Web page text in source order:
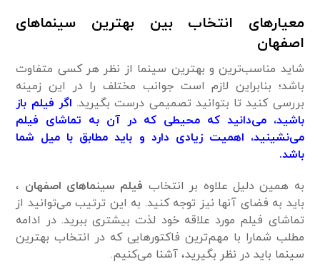
معیارهای انتخاب بین بهترین سینماهای
اصفهان
شاید مناسب‌ترین و بهترین سینما از نظر هر کسی متفاوت
باشد؛ بنابراین لازم است جوانب مختلف را در این زمینه
بررسی کنید تا بتوانید تصمیمی درست بگیرید. اگر فیلم باز
باشید، می‌دانید که محیطی که در آن به تماشای فیلم
می‌نشینید، اهمیت زیادی دارد و باید مطابق با میل شما
باشد.
به همین دلیل علاوه بر انتخاب فیلم سینماهای اصفهان ،
باید به فضای آنها نیز توجه کنید. به این ترتیب می‌توانید از
تماشای فیلم مورد علاقه خود لذت بیشتری ببرید. در ادامه
مطلب شمارا با مهم‌ترین فاکتورهایی که در انتخاب بهترین
سینما باید در نظر بگیرید، آشنا می‌کنیم.